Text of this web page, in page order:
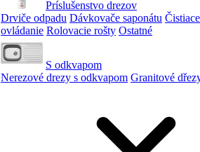
Príslušenstvo drezov
Drviče odpadu Dávkovače saponátu
ovládanie Rolovacie rošty Ostatné
S odkvapom
Nerezové drezy s odkvapom Granitové